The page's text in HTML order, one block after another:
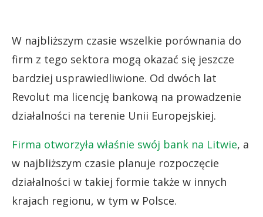
W najbliższym czasie wszelkie porównania do
firm z tego sektora mogą okazać się jeszcze
bardziej usprawiedliwione. Od dwóch lat
Revolut ma licencję bankową na prowadzenie
działalności na terenie Unii Europejskiej.
Firma otworzyła właśnie swój bank na Litwie, a
w najbliższym czasie planuje rozpoczęcie
działalności w takiej formie także w innych
krajach regionu, w tym w Polsce.